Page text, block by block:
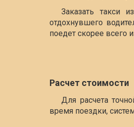
Заказать такси
отдохнувшего
поедет скорее всего
Расчет стоимости
Для расчета
время поездки,